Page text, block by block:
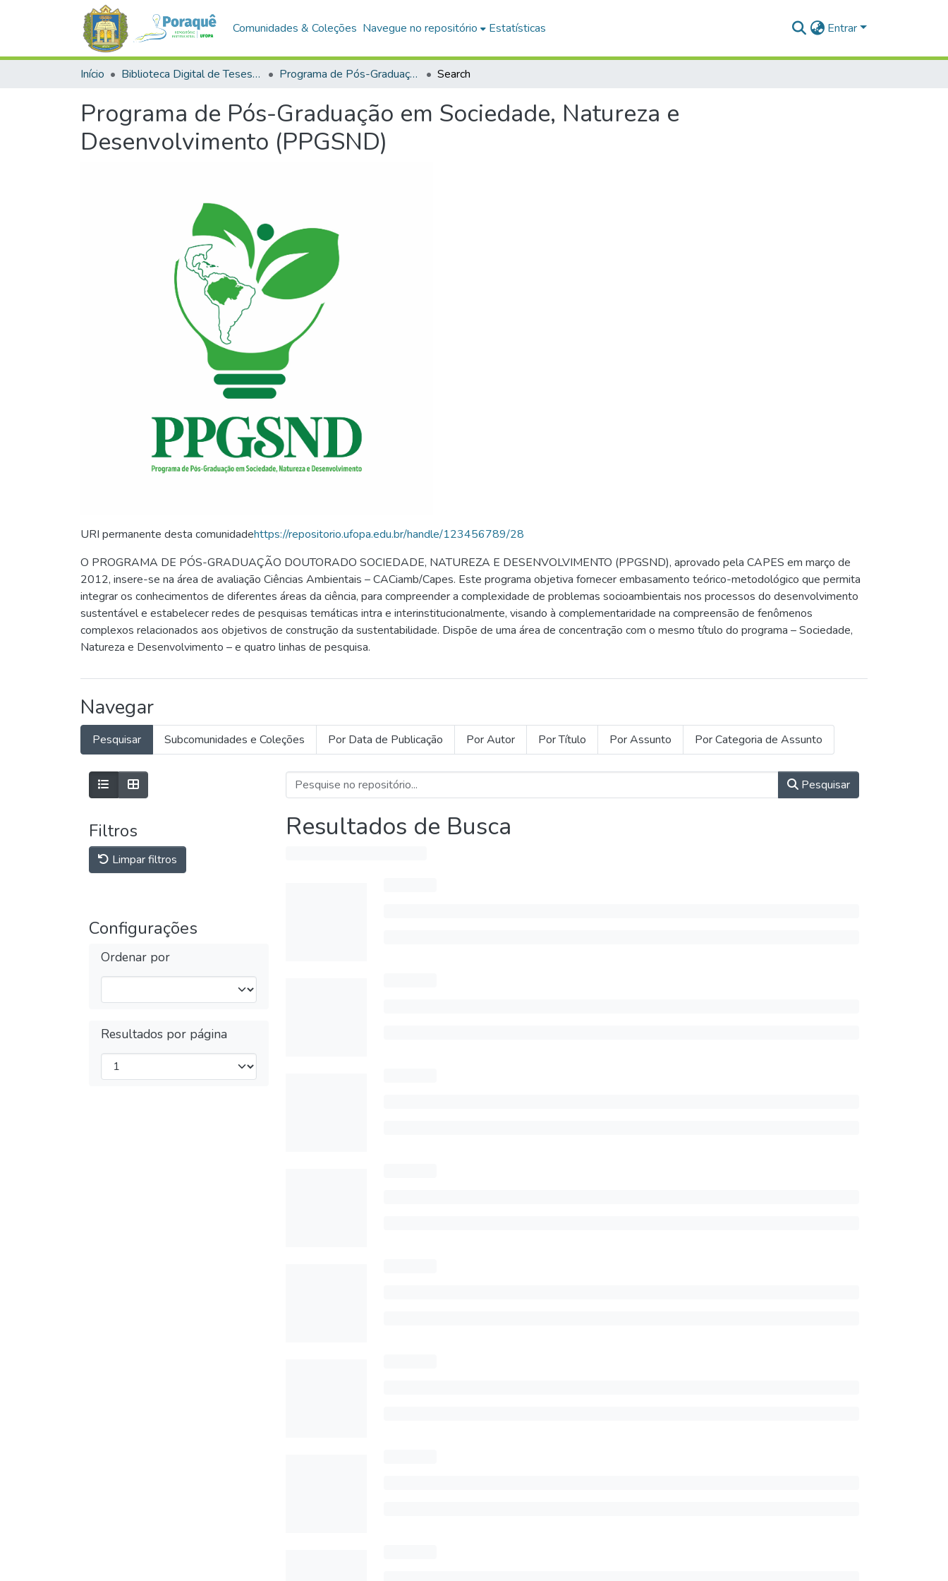
Comunidades & Coleções Navegue no repositório Estatísticas Entrar
Início Biblioteca Digital de Teses e Dissertações (BDTD) Programa de Pós-Graduação em Sociedade, Natureza e Desenvolvimento (PPGSND) Search
Programa de Pós-Graduação em Sociedade, Natureza e
Desenvolvimento (PPGSND)
URI permanente desta comunidadehttps://repositorio.ufopa.edu.br/handle/123456789/28
O PROGRAMA DE PÓS-GRADUAÇÃO DOUTORADO SOCIEDADE, NATUREZA E DESENVOLVIMENTO (PPGSND), aprovado pela CAPES em março de
2012, insere-se na área de avaliação Ciências Ambientais – CACiamb/Capes. Este programa objetiva fornecer embasamento teórico-metodológico que permita
integrar os conhecimentos de diferentes áreas da ciência, para compreender a complexidade de problemas socioambientais nos processos do desenvolvimento
sustentável e estabelecer redes de pesquisas temáticas intra e interinstitucionalmente, visando à complementaridade na compreensão de fenômenos
complexos relacionados aos objetivos de construção da sustentabilidade. Dispõe de uma área de concentração com o mesmo título do programa – Sociedade,
Natureza e Desenvolvimento – e quatro linhas de pesquisa.
Navegar
Pesquisar Subcomunidades e Coleções Por Data de Publicação Por Autor Por Título Por Assunto Por Categoria de Assunto
Filtros
Limpar filtros
Configurações
Ordenar por
Resultados por página
Pesquisar
Resultados de Busca